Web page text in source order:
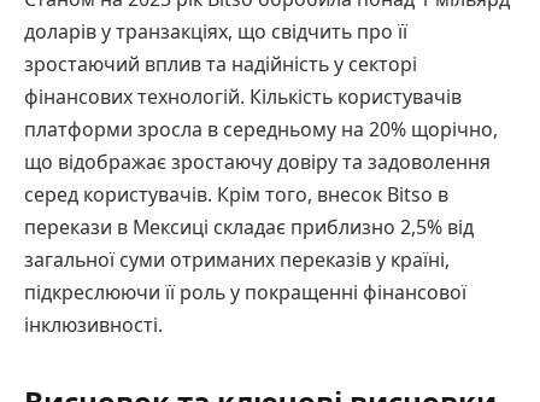
доларів у транзакціях, що свідчить про її
зростаючий вплив та надійність у секторі
фінансових технологій. Кількість користувачів
платформи зросла в середньому на 20% щорічно,
що відображає зростаючу довіру та задоволення
серед користувачів. Крім того, внесок Bitso в
перекази в Мексиці складає приблизно 2,5% від
загальної суми отриманих переказів у країні,
підкреслюючи її роль у покращенні фінансової
інклюзивності.